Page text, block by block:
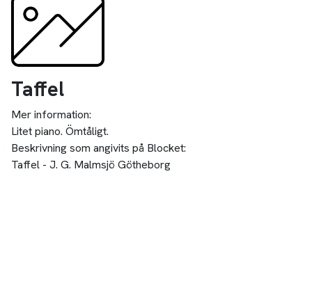
Taffel
Mer information:
Litet piano. Ömtåligt.
Beskrivning som angivits på Blocket:
Taffel - J. G. Malmsjö Götheborg